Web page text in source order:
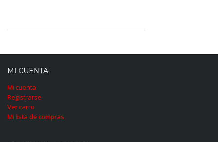
MI CUENTA
Mi cuenta
Registrarse
Ver carro
Mi lista de compras